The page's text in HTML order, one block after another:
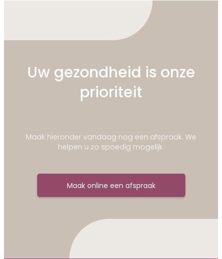
Uw gezondheid is onze
prioriteit
Maak hieronder vandaag nog een afspraak. We
helpen u zo spoedig mogelijk.
Maak online een afspraak